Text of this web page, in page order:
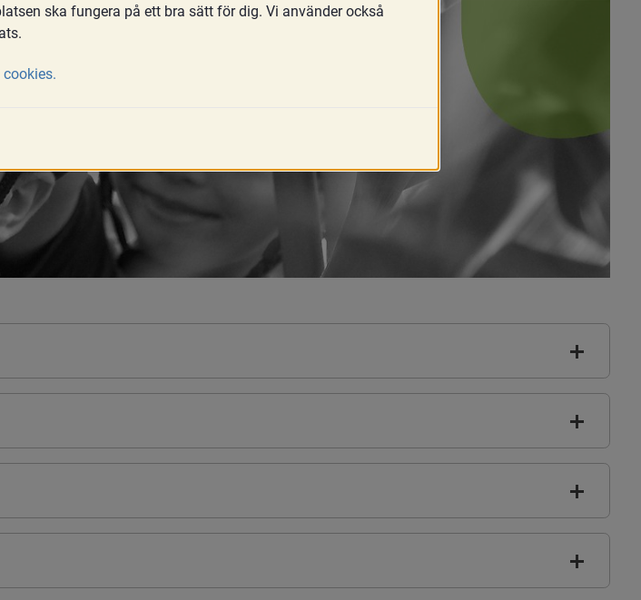
ska fungera på ett bra sätt för dig. Vi använder också